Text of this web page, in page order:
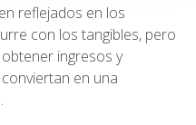
reflejados en los
con los tangibles, pero
ingresos y
en una